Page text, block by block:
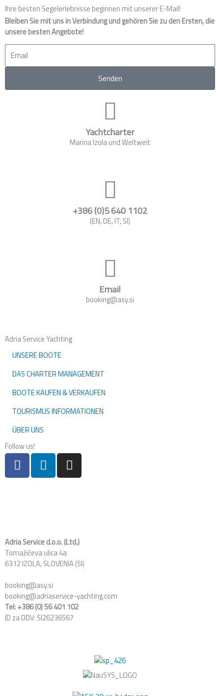
Ihre besten Segelerlebnisse beginnen mit unserer E-Mail!
Bleiben Sie mit uns in Verbindung und gehören Sie zu den Ersten, die
unsere besten Angebote!
Email
Senden
Yachtcharter
Marina Izola und Weltweit
+386 (0)5 640 1102
(EN, DE, IT, SI)
Email
booking@asy.si
Adria Service Yachting
UNSERE BOOTE
DAS CHARTER MANAGEMENT
BOOTE KAUFEN & VERKAUFEN
TOURISMUS INFORMATIONEN
ÜBER UNS
Follow us!
F
a
c
k
L
i
n
n
I
n
s
a
m
Adria Service d.o.o. (Ltd.)
Tomažičeva ulica 4a
6312 IZOLA, SLOVENIA (SI)
booking@asy.si
booking@adriaservice-yachting.com
Tel: +386 (0) 56 401 102
ID za DDV: SI26236567